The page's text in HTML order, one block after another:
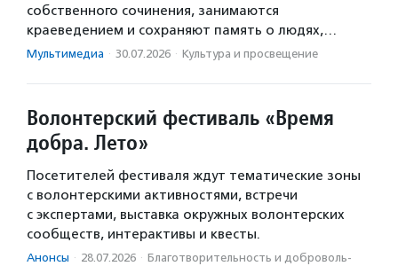
собственного сочинения, занимаются
краеведением и сохраняют память о людях,…
Мультимедиа · 30.07.2026 · Культура и просвещение
Волонтерский фестиваль «Время
добра. Лето»
Посетителей фестиваля ждут тематические зоны
с волонтерскими активностями, встречи
с экспертами, выставка окружных волонтерских
сообществ, интерактивы и квесты.
Анонсы · 28.07.2026 · Благотвори­тель­ность и доброволь­